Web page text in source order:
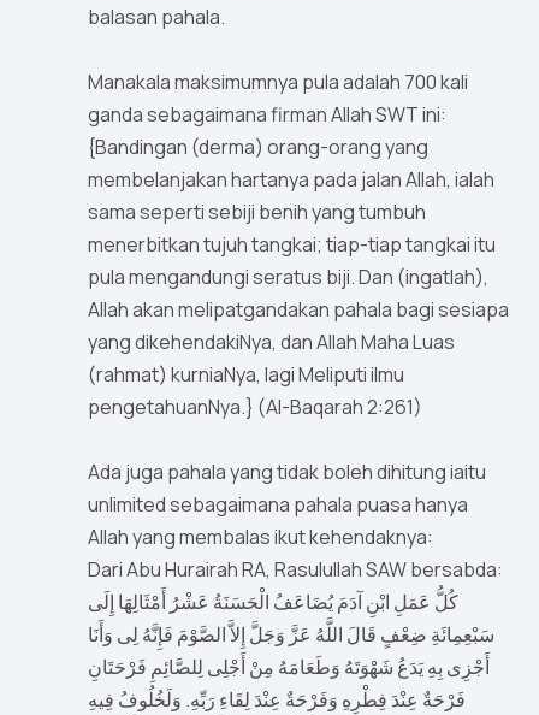
balasan pahala.
Manakala maksimumnya pula adalah 700 kali
ganda sebagaimana firman Allah SWT ini:
{Bandingan (derma) orang-orang yang
membelanjakan hartanya pada jalan Allah, ialah
sama seperti sebiji benih yang tumbuh
menerbitkan tujuh tangkai; tiap-tiap tangkai itu
pula mengandungi seratus biji. Dan (ingatlah),
Allah akan melipatgandakan pahala bagi sesiapa
yang dikehendakiNya, dan Allah Maha Luas
(rahmat) kurniaNya, lagi Meliputi ilmu
pengetahuanNya.} (Al-Baqarah 2:261)
Ada juga pahala yang tidak boleh dihitung iaitu
unlimited sebagaimana pahala puasa hanya
Allah yang membalas ikut kehendaknya:
Dari Abu Hurairah RA, Rasulullah SAW bersabda:
كُلُّ عَمَلِ ابْنِ آدَمَ يُضَاعَفُ الْحَسَنَةُ عَشْرُ أَمْثَالِهَا إِلَى
سَبْعِمِائَةِ ضِعْفٍ قَالَ اللَّهُ عَزَّ وَجَلَّ إِلاَّ الصَّوْمَ فَإِنَّهُ لِى وَأَنَا
أَجْزِى بِهِ يَدَعُ شَهْوَتَهُ وَطَعَامَهُ مِنْ أَجْلِى لِلصَّائِمِ فَرْحَتَانِ
فَرْحَةٌ عِنْدَ فِطْرِهِ وَفَرْحَةٌ عِنْدَ لِقَاءِ رَبِّهِ. وَلَخُلُوفُ فِيهِ